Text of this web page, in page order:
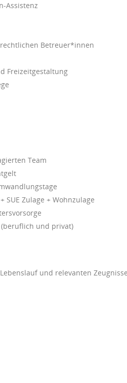
Assistenz
Betreuer*innen
Freizeitgestaltung
Team
SUE Zulage + Wohnzulage
und privat)
und relevanten